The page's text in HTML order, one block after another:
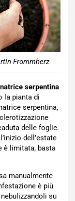
Frommherz
serpentina
la pianta di
serpentina,
delle foglie.
dell’estate
è limitata, basta
manualmente
è più
su